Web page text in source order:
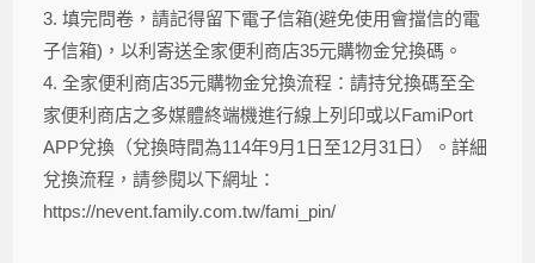
3. 填完問卷，請記得留下電子信箱(避免使用會擋信的電
子信箱)，以利寄送全家便利商店35元購物金兌換碼。
4. 全家便利商店35元購物金兌換流程：請持兌換碼至全
家便利商店之多媒體終端機進行線上列印或以FamiPort
APP兌換（兌換時間為114年9月1日至12月31日）。詳細
兌換流程，請參閱以下網址：
https://nevent.family.com.tw/fami_pin/